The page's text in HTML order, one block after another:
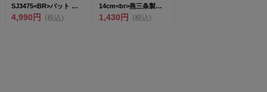
SJ3475<BR>バット 6
点 ...
4,990円 (税込)
14cm<br>燕三条製
下村企...
1,430円 (税込)